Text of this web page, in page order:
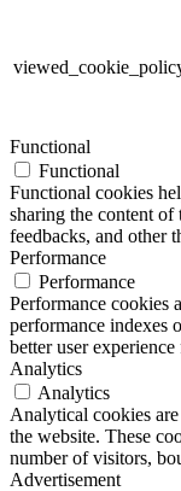
Functional
Functional
Functional cookies
sharing the content
feedbacks, and other
Performance
Performance
Performance cookies
performance indexes
better user
Analytics
Analytics
Analytical cookies
the website. These
number of visitors,
Advertisement